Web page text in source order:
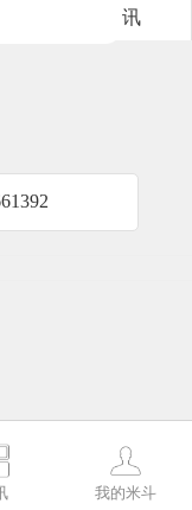
行情短讯
我的米斗